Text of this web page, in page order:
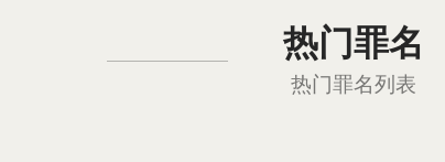
热门罪名
热门罪名列表